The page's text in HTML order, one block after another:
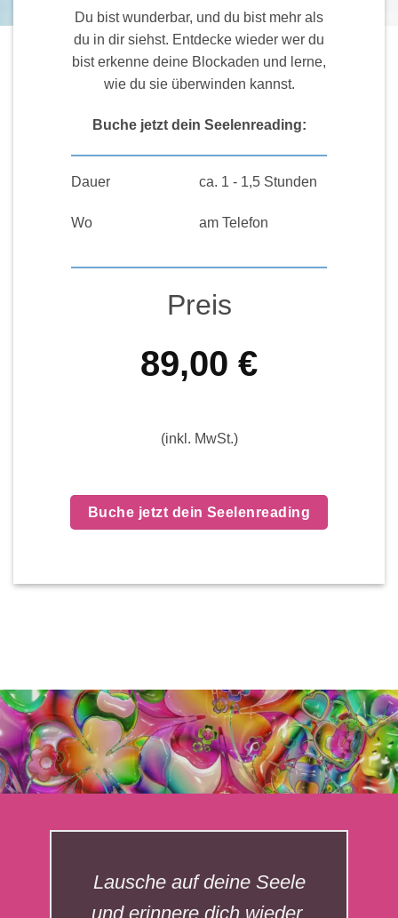
Du bist wunderbar, und du bist mehr als
du in dir siehst. Entdecke wieder wer du
bist erkenne deine Blockaden und lerne,
wie du sie überwinden kannst.
Buche jetzt dein Seelenreading:
Dauer ca. 1 - 1,5 Stunden
Wo am Telefon
Preis
89,00 €
(inkl. MwSt.)
Buche jetzt dein Seelenreading
Lausche auf deine Seele
und erinnere dich wieder,